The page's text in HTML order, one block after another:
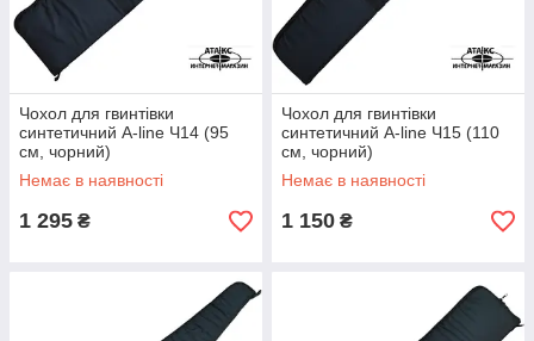
Чохол для гвинтівки
синтетичний A-line Ч14 (95
см, чорний)
Немає в наявності
1 295 ₴
Чохол для гвинтівки
синтетичний A-line Ч15 (110
см, чорний)
Немає в наявності
1 150 ₴